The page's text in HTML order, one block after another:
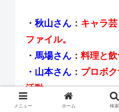
・ 秋山さん ： キャラ
ファイル。
・ 馬場さん ： 料理と飲
・山本さん ： プロボ
活動。
メニュー ホーム 検索